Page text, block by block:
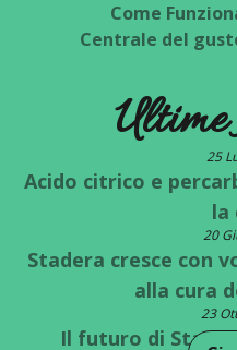
Come
Centrale del
25
Acido citrico e
la
20
Stadera cresce con
alla cura
23
Il futuro di